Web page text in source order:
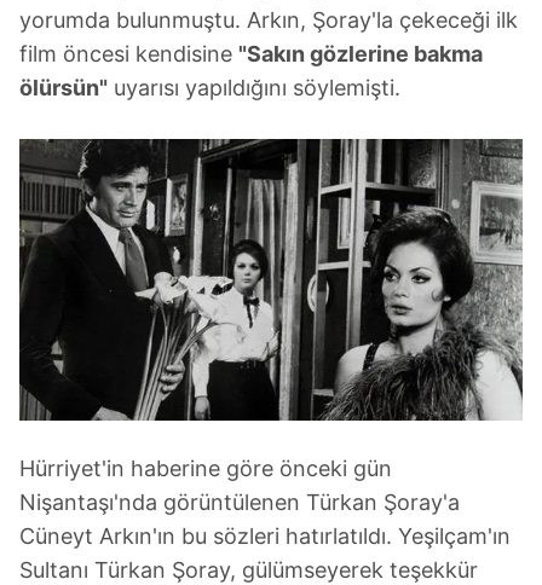
yorumda bulunmuştu. Arkın, Şoray'la çekeceği ilk
film öncesi kendisine "Sakın gözlerine bakma
ölürsün" uyarısı yapıldığını söylemişti.
Hürriyet'in haberine göre önceki gün
Nişantaşı'nda görüntülenen Türkan Şoray'a
Cüneyt Arkın'ın bu sözleri hatırlatıldı. Yeşilçam'ın
Sultanı Türkan Şoray, gülümseyerek teşekkür